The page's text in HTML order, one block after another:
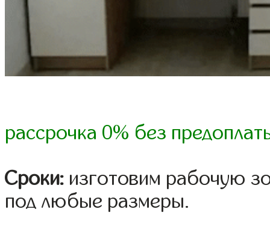
рассрочка 0% без
Сроки: изготовим рабочую
под любые размеры.